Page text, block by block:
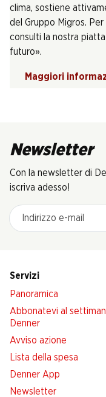
clima, sostiene
del Gruppo Migros.
consulti la nostra
futuro».
Maggiori
Newsletter
Con la newsletter di
iscriva adesso!
Indirizzo e-mail
Servizi
Panoramica
Abbonatevi al
Denner
Avviso azione
Lista della spesa
Denner App
Newsletter